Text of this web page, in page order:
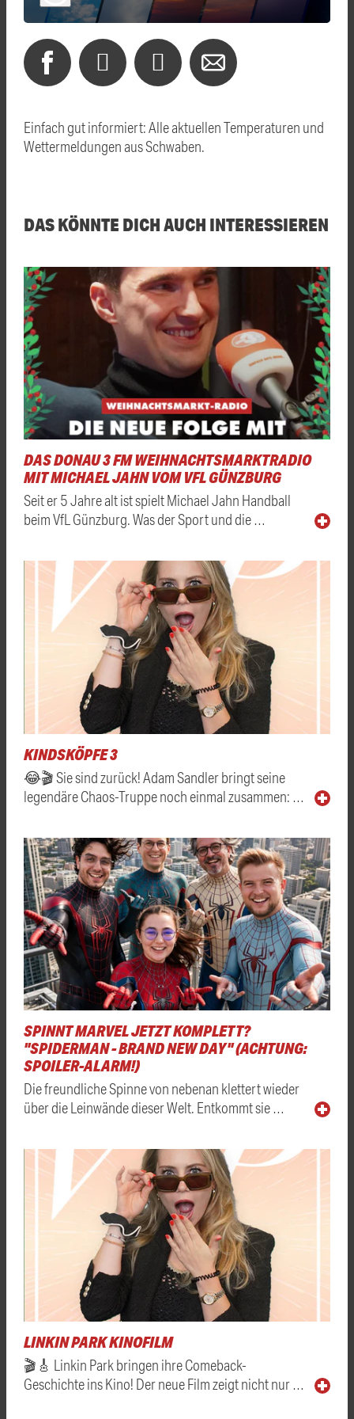
Einfach gut informiert: Alle aktuellen Temperaturen und
Wettermeldungen aus Schwaben.
DAS KÖNNTE DICH AUCH INTERESSIEREN
DAS DONAU 3 FM WEIHNACHTSMARKTRADIO
MIT MICHAEL JAHN VOM VFL GÜNZBURG
Seit er 5 Jahre alt ist spielt Michael Jahn Handball
beim VfL Günzburg. Was der Sport und die …
KINDSKÖPFE 3
😂🎬 Sie sind zurück! Adam Sandler bringt seine
legendäre Chaos-Truppe noch einmal zusammen: …
SPINNT MARVEL JETZT KOMPLETT?
"SPIDERMAN - BRAND NEW DAY" (ACHTUNG:
SPOILER-ALARM!)
Die freundliche Spinne von nebenan klettert wieder
über die Leinwände dieser Welt. Entkommt sie …
LINKIN PARK KINOFILM
🎬🎸 Linkin Park bringen ihre Comeback-
Geschichte ins Kino! Der neue Film zeigt nicht nur …